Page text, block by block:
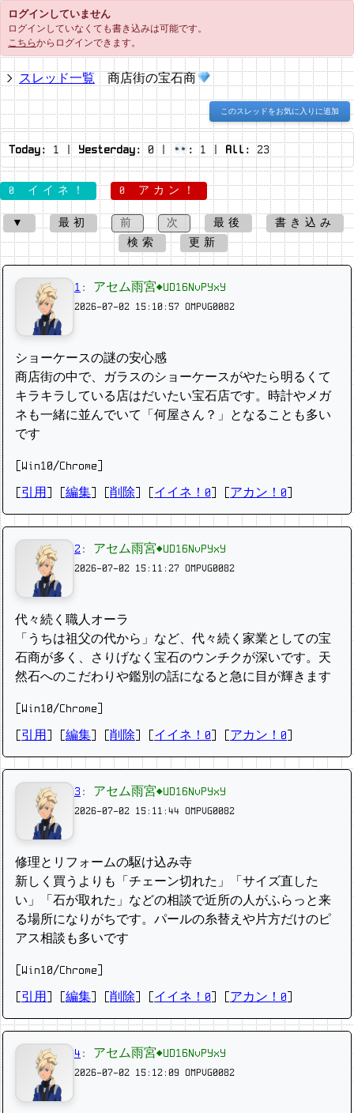
ログインしていません
ログインしていなくても書き込みは可能です。
こちらからログインできます。
スレッド一覧 商店街の宝石商
このスレッドをお気に入りに追加
Today: 1 | Yesterday:0 | : 1 | All: 23
0 イイネ！ 0 アカン！
▼ 最初 前 次 最後
書き込み
検索
更新
1 : アセム雨宮◆UD16NvPYxY
2026-07-02 15:10:57 OMPVG0082
ショーケースの謎の安心感
商店街の中で、ガラスのショーケースがやたら明るくて
キラキラしている店はだいたい宝石店です。時計やメガ
ネも一緒に並んでいて「何屋さん？」となることも多い
です
[Win10/Chrome]
引用 編集 削除 イイネ！0 アカン！0
2 : アセム雨宮◆UD16NvPYxY
2026-07-02 15:11:27 OMPVG0082
代々続く職人オーラ
「うちは祖父の代から」など、代々続く家業としての宝
石商が多く、さりげなく宝石のウンチクが深いです。天
然石へのこだわりや鑑別の話になると急に目が輝きます
[Win10/Chrome]
引用 編集 削除 イイネ！0 アカン！0
3 : アセム雨宮◆UD16NvPYxY
2026-07-02 15:11:44 OMPVG0082
修理とリフォームの駆け込み寺
新しく買うよりも「チェーン切れた」「サイズ直した
い」「石が取れた」などの相談で近所の人がふらっと来
る場所になりがちです。パールの糸替えや片方だけのピ
アス相談も多いです
[Win10/Chrome]
引用 編集 削除 イイネ！0 アカン！0
4 : アセム雨宮◆UD16NvPYxY
2026-07-02 15:12:09 OMPVG0082